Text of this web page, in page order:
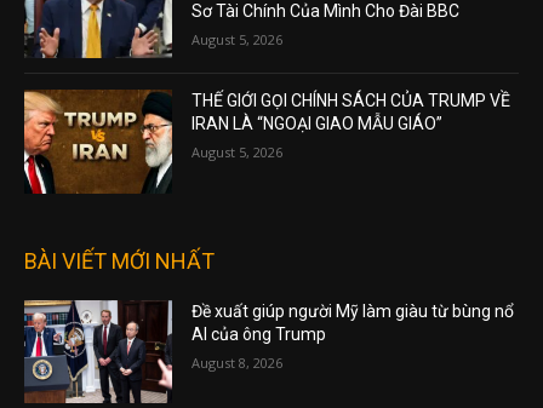
Sơ Tài Chính Của Mình Cho Đài BBC
August 5, 2026
THẾ GIỚI GỌI CHÍNH SÁCH CỦA TRUMP VỀ
IRAN LÀ “NGOẠI GIAO MẪU GIÁO”
August 5, 2026
BÀI VIẾT MỚI NHẤT
Đề xuất giúp người Mỹ làm giàu từ bùng nổ
AI của ông Trump
August 8, 2026